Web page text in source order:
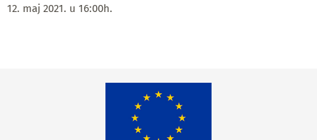
12. maj 2021. u 16:00h.